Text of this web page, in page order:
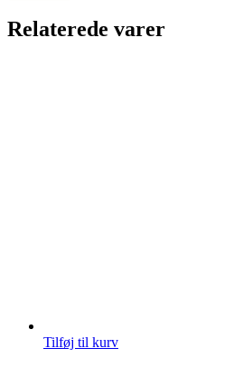
Relaterede varer
Tilføj til kurv